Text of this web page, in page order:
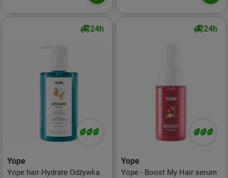
24h
Yope
Yope hair Hydrate Odżywka
24h
Yope
Yope - Boost My Hair serum